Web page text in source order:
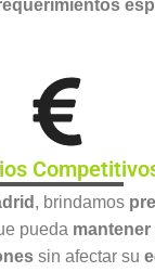
, brindamos
pueda
sin afectar su